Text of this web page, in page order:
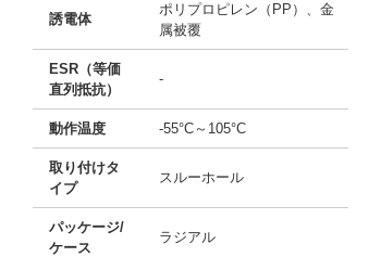
誘電体
ポリプロピレン（PP）、金
属被覆
ESR（等価
直列抵抗）
-
動作温度 -55°C～105°C
取り付けタ
イプ
スルーホール
パッケージ/
ケース
ラジアル